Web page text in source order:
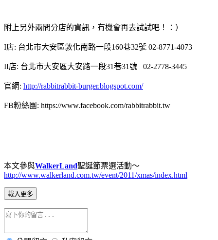
附上另外兩間分店的資訊，有機會再去試試吧！：）
I店: 台北市大安區敦化南路一段160巷32號 02-8771-4073
II店: 台北市大安區大安路一段31巷31號 02-2778-3445
官網: http://rabbitrabbit-burger.blogspot.com/
FB粉絲團 : https://www.facebook.com/rabbitrabbit.tw
本文參與WalkerLand聖誕節票選活動～
http://www.walkerland.com.tw/event/2011/xmas/index.html
載入更多